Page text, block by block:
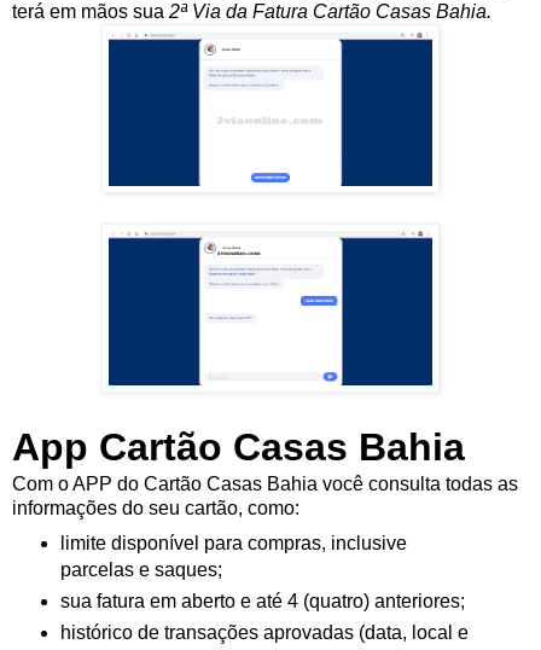
terá em mãos sua 2ª Via da Fatura Cartão Casas Bahia.
App Cartão Casas Bahia
Com o APP do Cartão Casas Bahia você consulta todas as
informações do seu cartão, como:
limite disponível para compras, inclusive
parcelas e saques;
sua fatura em aberto e até 4 (quatro) anteriores;
histórico de transações aprovadas (data, local e